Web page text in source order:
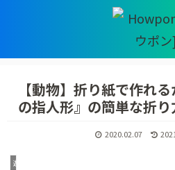
【動物】折り紙で作れ
の指人形』の簡単な折り
2020.02.07
遊び